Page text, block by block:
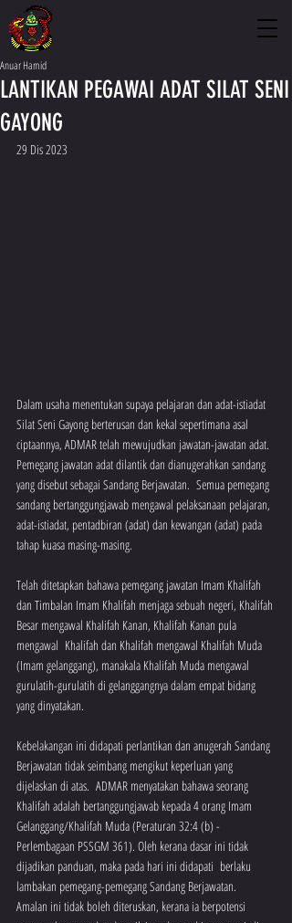
LANTIKAN PEGAWAI ADAT SILAT SENI
GAYONG
Anuar Hamid
29 Dis 2023
Dalam usaha menentukan supaya pelajaran dan adat-istiadat
Silat Seni Gayong berterusan dan kekal sepertimana asal
ciptaannya, ADMAR telah mewujudkan jawatan-jawatan adat.
Pemegang jawatan adat dilantik dan dianugerahkan sandang
yang disebut sebagai Sandang Berjawatan.  Semua pemegang
sandang bertanggungjawab mengawal pelaksanaan pelajaran,
adat-istiadat, pentadbiran (adat) dan kewangan (adat) pada
tahap kuasa masing-masing.
Telah ditetapkan bahawa pemegang jawatan Imam Khalifah
dan Timbalan Imam Khalifah menjaga sebuah negeri, Khalifah
Besar mengawal Khalifah Kanan, Khalifah Kanan pula
mengawal  Khalifah dan Khalifah mengawal Khalifah Muda
(Imam gelanggang), manakala Khalifah Muda mengawal
gurulatih-gurulatih di gelanggangnya dalam empat bidang
yang dinyatakan.
Kebelakangan ini didapati perlantikan dan anugerah Sandang
Berjawatan tidak seimbang mengikut keperluan yang
dijelaskan di atas.  ADMAR menyatakan bahawa seorang
Khalifah adalah bertanggungjawab kepada 4 orang Imam
Gelanggang/Khalifah Muda (Peraturan 32:4 (b) -
Perlembagaan PSSGM 361). Oleh kerana dasar ini tidak
dijadikan panduan, maka pada hari ini didapati  berlaku
lambakan pemegang-pemegang Sandang Berjawatan.
Amalan ini tidak boleh diteruskan, kerana ia berpotensi